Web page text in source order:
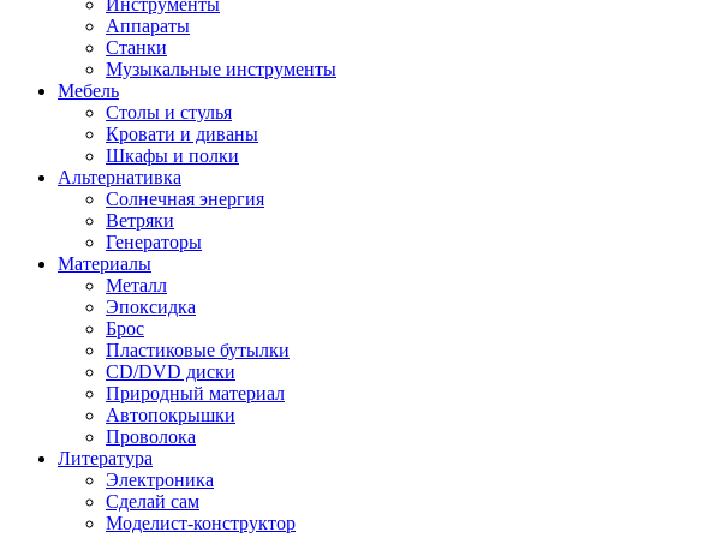
Инструменты
Аппараты
Станки
Музыкальные инструменты
Мебель
Столы и стулья
Кровати и диваны
Шкафы и полки
Альтернативка
Солнечная энергия
Ветряки
Генераторы
Материалы
Металл
Эпоксидка
Брос
Пластиковые бутылки
CD/DVD диски
Природный материал
Автопокрышки
Проволока
Литература
Электроника
Сделай сам
Моделист-конструктор